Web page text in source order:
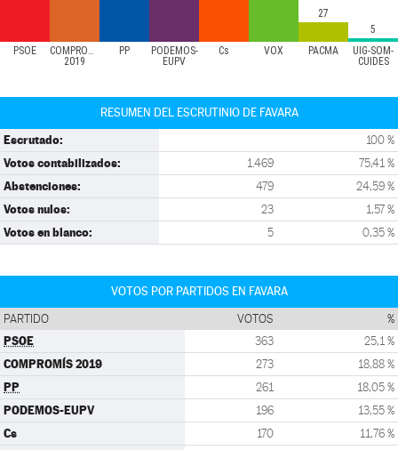
PSOE
COMPROMÍS
2019
PP
PODEMOS-
EUPV
Cs VOX PACMA
UIG-SOM-
CUIDES
27
5
RESUMEN DEL ESCRUTINIO DE FAVARA
Escrutado: 100 %
Votos contabilizados: 1.469 75,41 %
Abstenciones: 479 24,59 %
Votos nulos: 23 1,57 %
Votos en blanco: 5 0,35 %
VOTOS POR PARTIDOS EN FAVARA
PARTIDO VOTOS %
PSOE 363 25,1 %
COMPROMÍS 2019 273 18,88 %
PP 261 18,05 %
PODEMOS-EUPV 196 13,55 %
Cs 170 11,76 %